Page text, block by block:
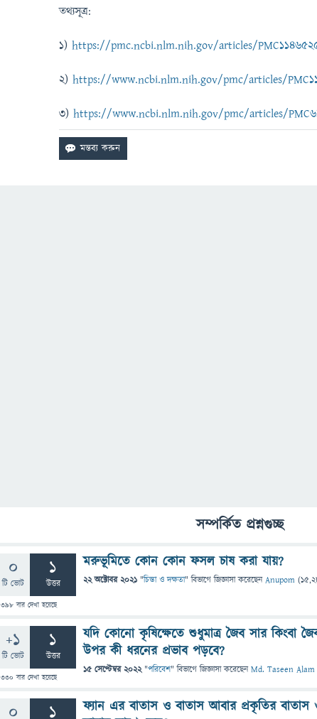
তথ্যসূত্র:
1)https://pmc.ncbi.nlm.nih.gov/articles/
2)https://www.ncbi.nlm.nih.gov/pmc/articles/
3)https://www.ncbi.nlm.nih.gov/pmc/articles/
সম্পর্কিত প্রশ্নগুচ্ছ
0
টি ভোট
1
উত্তর
398 বার দেখা হয়েছে
মরুভূমিতে কোন কোন ফসল চাষ করা যায়?
22 অক্টোবর 2021 "চিন্তা ও দক্ষতা" বিভাগে জিজ্ঞাসাকরেছেনAnupom (
+1
টি ভোট
1
উত্তর
330 বার দেখা হয়েছে
যদি কোনো কৃষিক্ষেতে শুধুমাত্র জৈব সার কিংবা
উপর কী ধরনের প্রভাব পড়বে?
15 সেপ্টেম্বর 2022 "পরিবেশ" বিভাগে জিজ্ঞাসাকরেছেনMd. Taseen Alam
0 1
ফ্যান এর বাতাস ও বাতাস আবার প্রকৃতির